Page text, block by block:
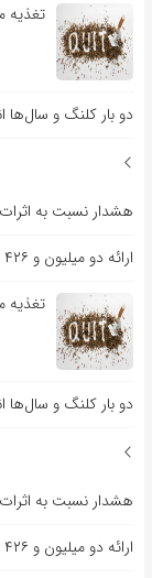
تغذیه
دو بار کلنگ و سال‌ها
هشدار نسبت به
ارائه دو میلیون و ۴۲۶ هزار خدمت بهداشتی و درمانی به زائران
تغذیه
دو بار کلنگ و سال‌ها
هشدار نسبت به
ارائه دو میلیون و ۴۲۶ هزار خدمت بهداشتی و درمانی به زائران